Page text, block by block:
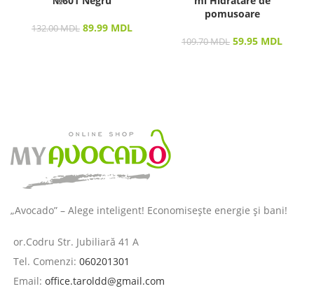
132.00MDL 89.99 MDL
pomusoare
109.70MDL 59.95 MDL
„Avocado” – Alege inteligent! Economisește energie și bani!
or.Codru Str. Jubiliară 41 A
Tel. Comenzi: 060201301
Email: office.taroldd@gmail.com